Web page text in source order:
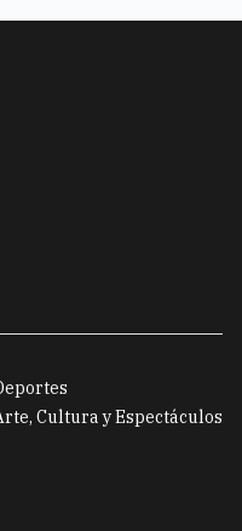
Cultura y Espectáculos